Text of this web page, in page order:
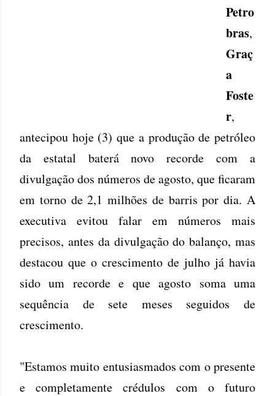
Petro
bras,
Graç
a
Foste
r,
antecipou hoje (3) que a produção de petróleo
da estatal baterá novo recorde com a
divulgação dos números de agosto, que ficaram
em torno de 2,1 milhões de barris por dia. A
executiva evitou falar em números mais
precisos, antes da divulgação do balanço, mas
destacou que o crescimento de julho já havia
sido um recorde e que agosto soma uma
sequência de sete meses seguidos de
crescimento.
"Estamos muito entusiasmados com o presente
e completamente crédulos com o futuro